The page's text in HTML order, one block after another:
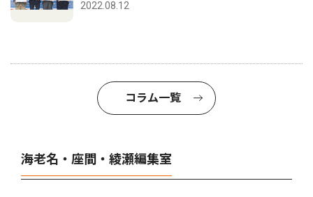
2022.08.12
コラム一覧
海老名・座間・綾瀬編集室